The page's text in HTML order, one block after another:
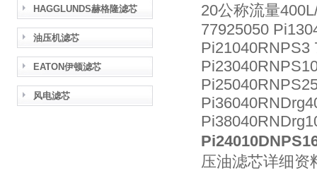
HAGGLUNDS赫格隆滤芯
油压机滤芯
EATON伊顿滤芯
风电滤芯
20公称流量
77925050
Pi21040RNPS3
压油滤芯详细资